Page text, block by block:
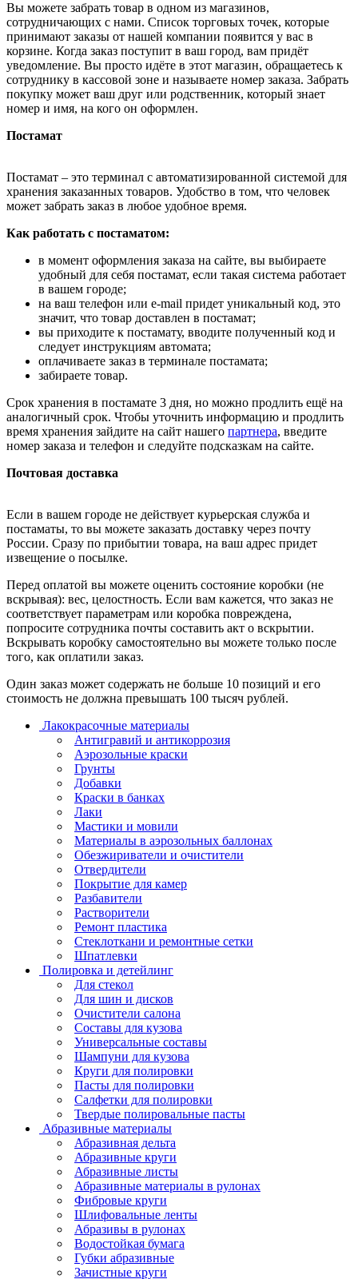
Вы можете забрать товар в одном из магазинов,
сотрудничающих с нами. Список торговых точек, которые
принимают заказы от нашей компании появится у вас в
корзине. Когда заказ поступит в ваш город, вам придёт
уведомление. Вы просто идёте в этот магазин, обращаетесь к
сотруднику в кассовой зоне и называете номер заказа. Забрать
покупку может ваш друг или родственник, который знает
номер и имя, на кого он оформлен.
Постамат
Постамат – это терминал с автоматизированной системой для
хранения заказанных товаров. Удобство в том, что человек
может забрать заказ в любое удобное время.
Как работать с постаматом:
в момент оформления заказа на сайте, вы выбираете
удобный для себя постамат, если такая система работает
в вашем городе;
на ваш телефон или e-mail придет уникальный код, это
значит, что товар доставлен в постамат;
вы приходите к постамату, вводите полученный код и
следует инструкциям автомата;
оплачиваете заказ в терминале постамата;
забираете товар.
Срок хранения в постамате 3 дня, но можно продлить ещё на
аналогичный срок. Чтобы уточнить информацию и продлить
время хранения зайдите на сайт нашего партнера, введите
номер заказа и телефон и следуйте подсказкам на сайте.
Почтовая доставка
Если в вашем городе не действует курьерская служба и
постаматы, то вы можете заказать доставку через почту
России. Сразу по прибытии товара, на ваш адрес придет
извещение о посылке.
Перед оплатой вы можете оценить состояние коробки (не
вскрывая): вес, целостность. Если вам кажется, что заказ не
соответствует параметрам или коробка повреждена,
попросите сотрудника почты составить акт о вскрытии.
Вскрывать коробку самостоятельно вы можете только после
того, как оплатили заказ.
Один заказ может содержать не больше 10 позиций и его
стоимость не должна превышать 100 тысяч рублей.
Лакокрасочные материалы
Антигравий и антикоррозия
Аэрозольные краски
Грунты
Добавки
Краски в банках
Лаки
Мастики и мовили
Материалы в аэрозольных баллонах
Обезжириватели и очистители
Отвердители
Покрытие для камер
Разбавители
Растворители
Ремонт пластика
Стеклоткани и ремонтные сетки
Шпатлевки
Полировка и детейлинг
Для стекол
Для шин и дисков
Очистители салона
Составы для кузова
Универсальные составы
Шампуни для кузова
Круги для полировки
Пасты для полировки
Салфетки для полировки
Твердые полировальные пасты
Абразивные материалы
Абразивная дельта
Абразивные круги
Абразивные листы
Абразивные материалы в рулонах
Фибровые круги
Шлифовальные ленты
Абразивы в рулонах
Водостойкая бумага
Губки абразивные
Зачистные круги